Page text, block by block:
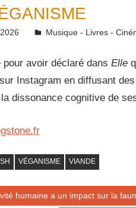
Daniel
Musique - Livres -
pour avoir déclaré dans Elle
Instagram en diffusant
dissonance cognitive de
VÉGANISME VIANDE
humaine a un impact sur la